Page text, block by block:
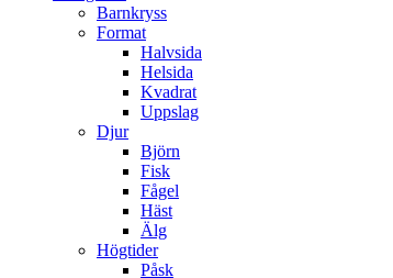
Barnkryss
Format
Halvsida
Helsida
Kvadrat
Uppslag
Djur
Björn
Fisk
Fågel
Häst
Älg
Högtider
Påsk